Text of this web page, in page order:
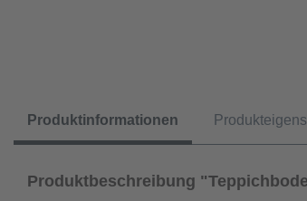
Produktinformationen
Produktbeschreibung